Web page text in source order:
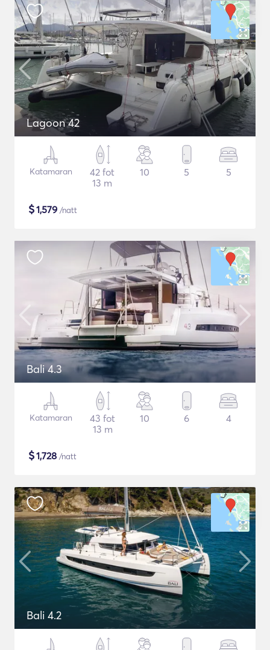
Lagoon 42
Katamaran
42 fot
13 m
10 5 5
$1,579 /natt
Bali 4.3
Katamaran
43 fot
13 m
10 6 4
$1,728 /natt
Bali 4.2